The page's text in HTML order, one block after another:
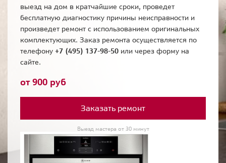
выезд на дом в кратчайшие сроки, проведет
бесплатную диагностику причины неисправности и
произведет ремонт с использованием оригинальных
комплектующих. Заказ ремонта осуществляется по
телефону +7 (495) 137-98-50 или через форму на
сайте.
от 900 руб
Заказать ремонт
Выезд мастера от 30 минут